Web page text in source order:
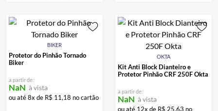
BIKER
Protetor do Pinhão Tornado
Biker
a partir de:
NaN à vista
ou até8x de R$ 11,18 no cartão
OKTA
Kit Anti Block Dianteiro e
Protetor Pinhão CRF 250F Okta
a partir de:
NaN à vista
ou até 12x de R$ 25,63 no